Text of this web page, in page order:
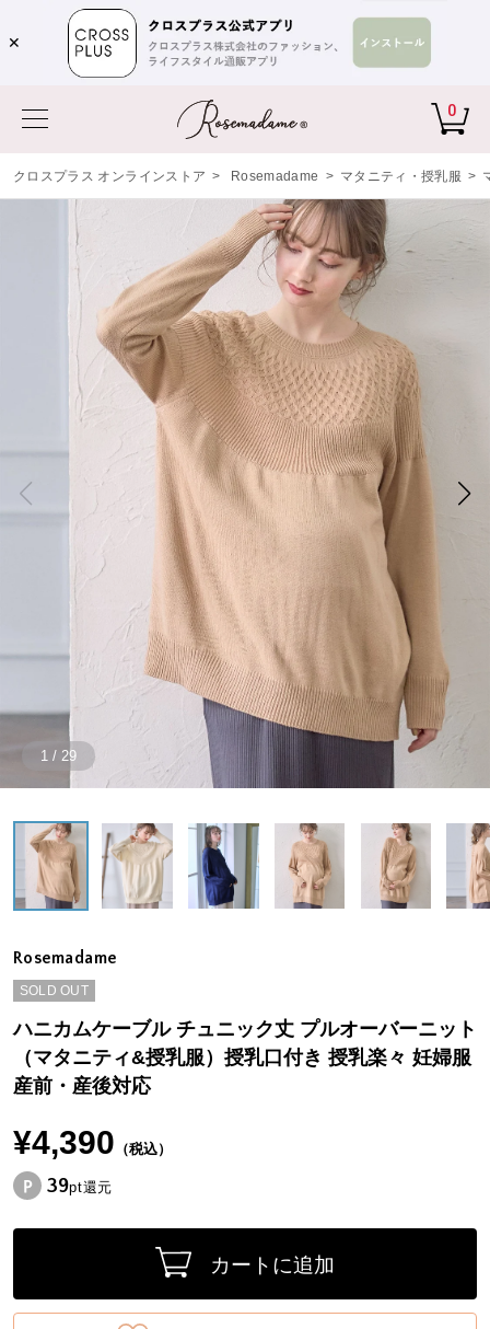
✕
0
クロスプラス オンラインストア > Rosemadame > マタニティ・授乳服 >
1 / 29
Rosemadame
SOLD OUT
ハニカムケーブル チュニック丈 プルオーバーニット
（マタニティ&授乳服）授乳口付き 授乳楽々 妊婦服
産前・産後対応
¥4,390 （税込）
39pt還元
カートに追加